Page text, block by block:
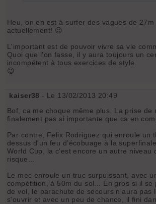
Heu, on en est à surfer des vagues de 27m
actuellement! 😉
L'important est de pouvoir vivre sa vie
Quoi que l'on fasse, il y aura toujours un
incompétent à tous exercices de style.
😉
kaiser38 - Le 13/02/2013 20:49
Bof, ca me choque même plus. La prise de
finalement pas si importante que ca en
Par contre, Felix Rodriguez qui enroule un
dessus d'un feu d’écobuage à la
World Cup, la c'est encore un autre niveau
risque...
Le mec enroule un truc surpuissant, avec
compétition, à 50m du sol... En gros si il se
de vol, le parachute de secours n'aura pas
s'ouvrir et avec un peu de chance, il fini